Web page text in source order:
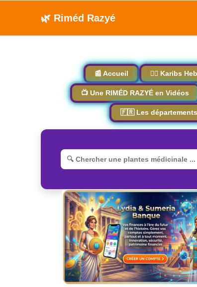
🌿 Riméd Razyé
📰 Accueil 🏴‍☠️ Karibs
📺 Une RIMÉD RAZYÉ en Vidéos
🇫🇷 Les